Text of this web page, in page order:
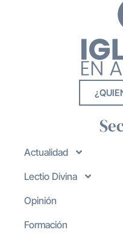
Actualidad
Lectio Divina
Opinión
Formación